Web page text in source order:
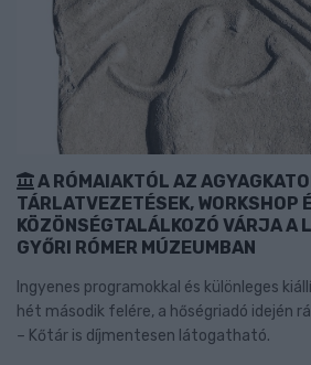
A RÓMAIAKTÓL AZ
TÁRLATVEZETÉSEK, WORKSHOP
KÖZÖNSÉGTALÁLKOZÓ VÁRJA A
GYŐRI RÓMER MÚZEUMBAN
Ingyenes programokkal és különleges
hét második felére, a hőségriadó idején
– Kőtár is díjmentesen látogatható.